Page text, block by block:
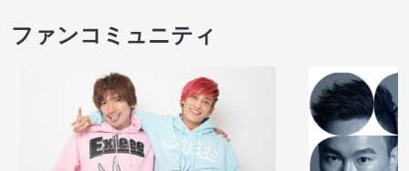
ファンコミュニティ